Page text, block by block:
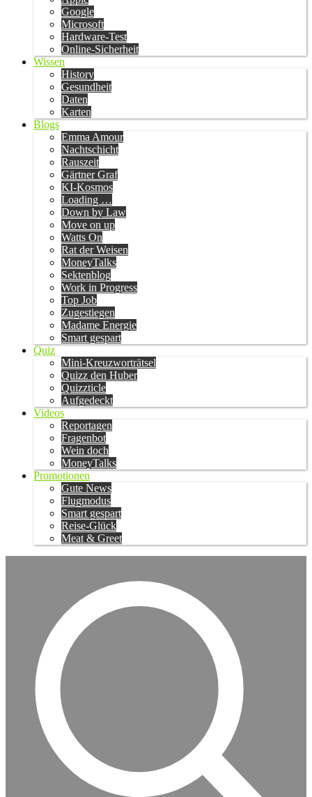
Google
Microsoft
Hardware-Test
Online-Sicherheit
Wissen
History
Gesundheit
Daten
Karten
Blogs
Emma Amour
Nachtschicht
Rauszeit
Gärtner Graf
KI-Kosmos
Loading …
Down by Law
Move on up
Watts On
Rat der Weisen
MoneyTalks
Sektenblog
Work in Progress
Top Job
Zugestiegen
Madame Energie
Smart gespart
Quiz
Mini-Kreuzworträtsel
Quizz den Huber
Quizzticle
Aufgedeckt
Videos
Reportagen
Fragenbot
Wein doch
MoneyTalks
Promotionen
Gute News
Flugmodus
Smart gespart
Reise-Glück
Meat & Greet